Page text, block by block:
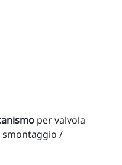
per valvola
smontaggio /